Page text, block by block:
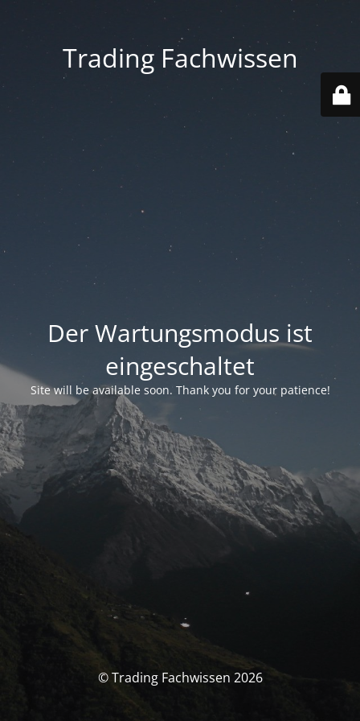
Trading Fachwissen
Der Wartungsmodus ist
eingeschaltet
Site will be available soon. Thank you for your patience!
© Trading Fachwissen 2026